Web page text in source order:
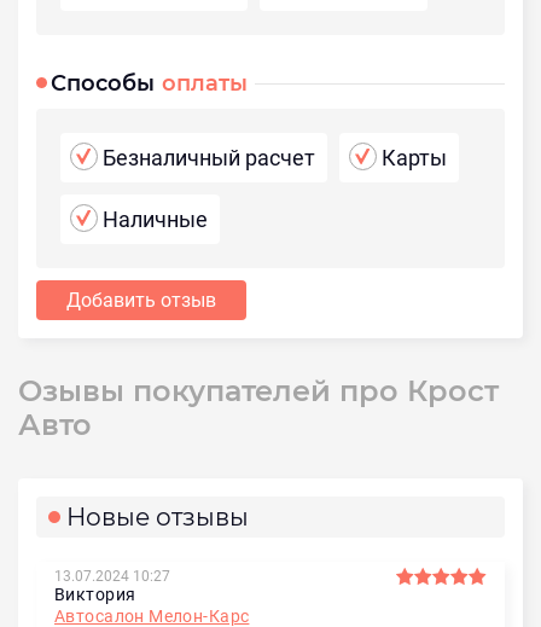
Способы оплаты
Безналичный расчет Карты
Наличные
Добавить отзыв
Озывы покупателей про Крост
Авто
Новые отзывы
13.07.2024 10:27
Виктория
Автосалон Мелон-Карс